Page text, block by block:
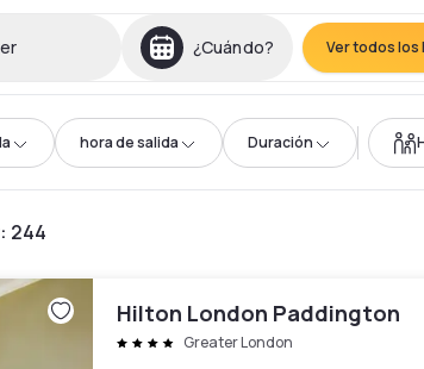
¿Cuándo? Ver todos
hora de salida Duración
: 244
Hilton London Paddington
Greater London